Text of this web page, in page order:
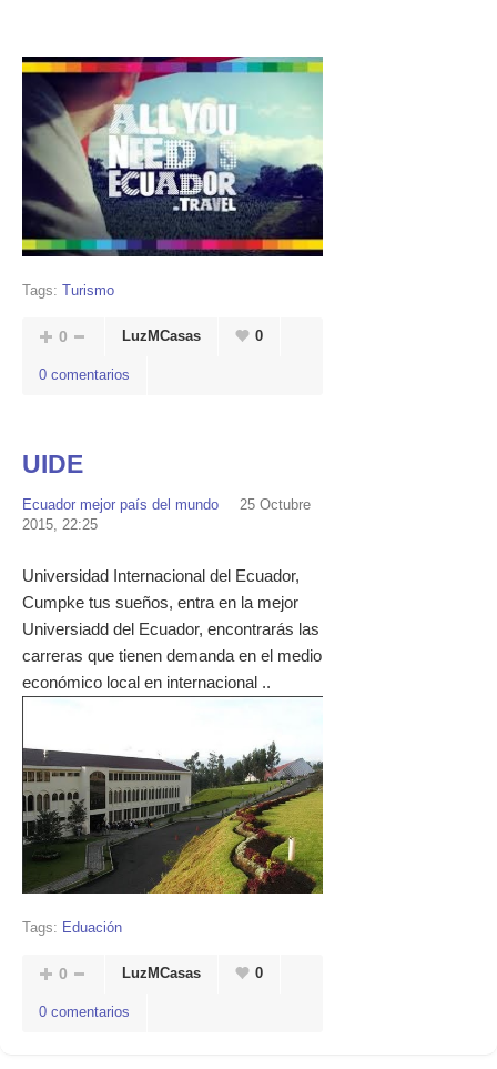
Tags: Turismo
0 LuzMCasas 0
0 comentarios
UIDE
Ecuador mejor país del mundo
25 Octubre
2015, 22:25
Universidad Internacional del Ecuador,
Cumpke tus sueños, entra en la mejor
Universiadd del Ecuador, encontrarás las
carreras que tienen demanda en el medio
económico local en internacional ..
Tags: Eduación
0 LuzMCasas 0
0 comentarios